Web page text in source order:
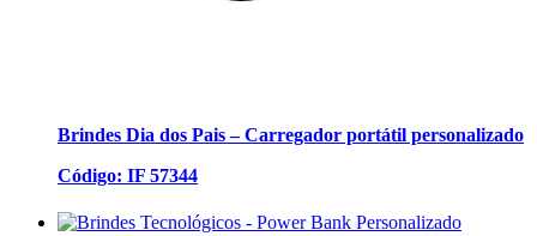
Brindes Dia dos Pais – Carregador portátil personalizado
Código: IF 57344